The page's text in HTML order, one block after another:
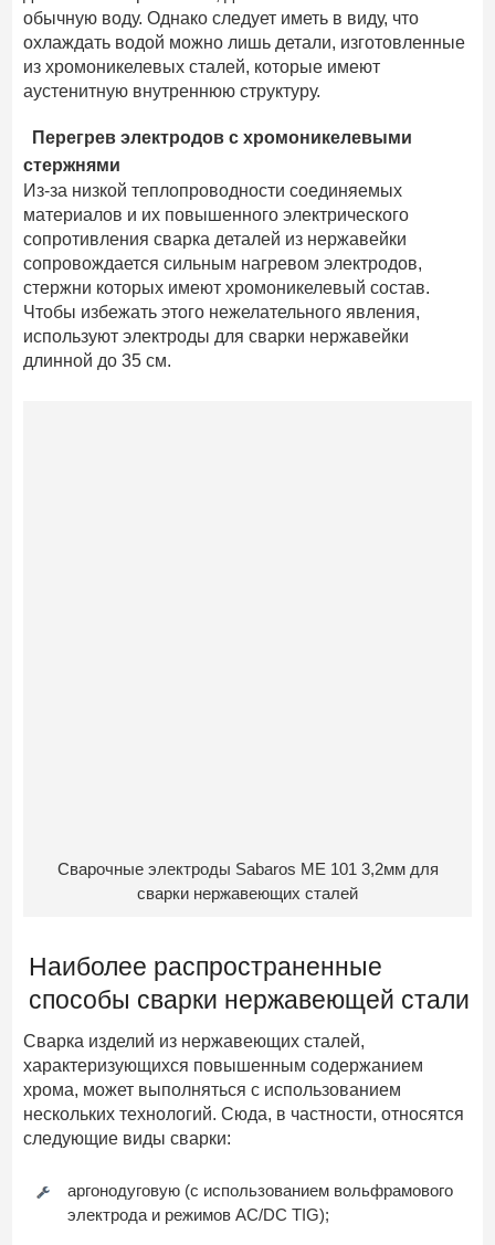
обычную воду. Однако следует иметь в виду, что
охлаждать водой можно лишь детали, изготовленные
из хромоникелевых сталей, которые имеют
аустенитную внутреннюю структуру.
Перегрев электродов с хромоникелевыми
стержнями
Из-за низкой теплопроводности соединяемых
материалов и их повышенного электрического
сопротивления сварка деталей из нержавейки
сопровождается сильным нагревом электродов,
стержни которых имеют хромоникелевый состав.
Чтобы избежать этого нежелательного явления,
используют электроды для сварки нержавейки
длинной до 35 см.
Сварочные электроды Sabaros ME 101 3,2мм для
сварки нержавеющих сталей
Наиболее распространенные
способы сварки нержавеющей стали
Сварка изделий из нержавеющих сталей,
характеризующихся повышенным содержанием
хрома, может выполняться с использованием
нескольких технологий. Сюда, в частности, относятся
следующие виды сварки:
аргонодуговую (с использованием вольфрамового
электрода и режимов AC/DC TIG);